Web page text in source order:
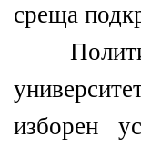
среща
изборен